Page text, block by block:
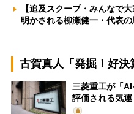
【追及スクープ・みんなで
明かされる柳瀬健一・代表
古賀真人「発掘！好決
三菱重工が「
評価される気